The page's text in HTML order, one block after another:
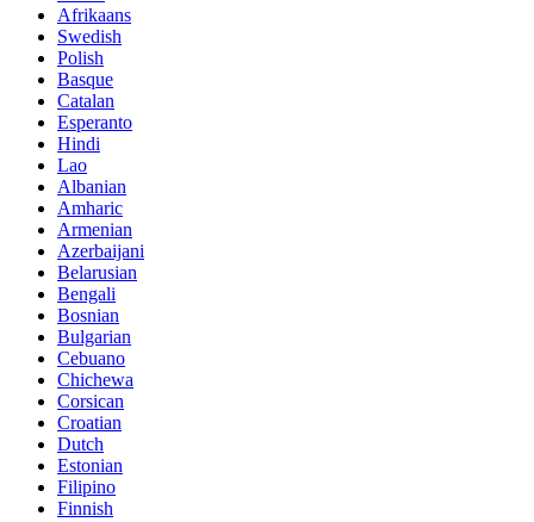
Afrikaans
Swedish
Polish
Basque
Catalan
Esperanto
Hindi
Lao
Albanian
Amharic
Armenian
Azerbaijani
Belarusian
Bengali
Bosnian
Bulgarian
Cebuano
Chichewa
Corsican
Croatian
Dutch
Estonian
Filipino
Finnish